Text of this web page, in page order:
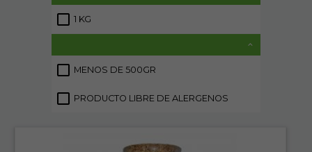
1 KG
MENOS DE 500GR
PRODUCTO LIBRE DE ALERGENOS